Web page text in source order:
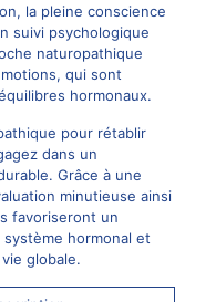
la pleine conscience
suivi psychologique
naturopathique
qui sont
hormonaux.
pour rétablir
dans un
Grâce à une
minutieuse ainsi
favoriseront un
hormonal et
globale.